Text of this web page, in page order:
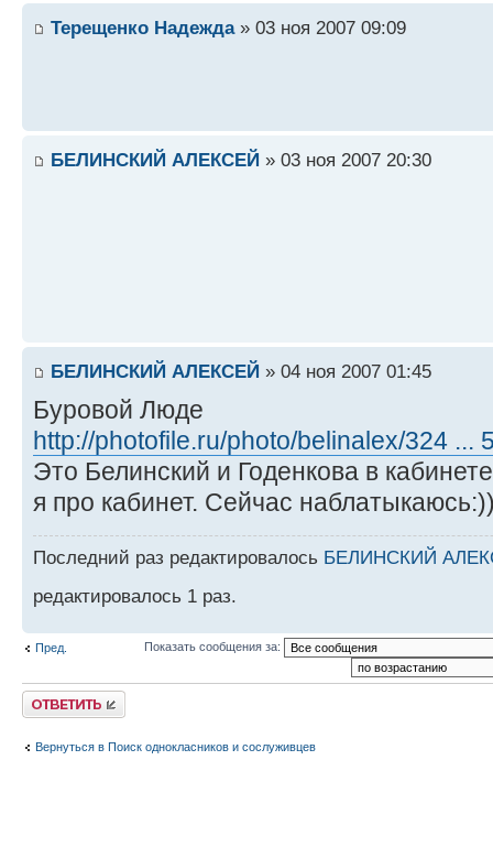
Терещенко Надежда» 03 ноя 2007 09:09
БЕЛИНСКИЙ АЛЕКСЕЙ » 03 ноя 2007 20:30
БЕЛИНСКИЙ АЛЕКСЕЙ » 04 ноя 2007 01:45
Буровой Люде
http://photofile.ru/photo/belinalex/324 ...
Это Белинский и Годенкова в
я про кабинет. Сейчас
Последний раз редактировалось БЕЛИНСКИЙ
редактировалось 1 раз.
Пред. Показать сообщения за:
Ответить
Вернуться в Поиск однокласников и сослуживцев